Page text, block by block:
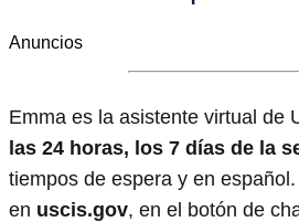
Anuncios
Emma es la asistente virtual de
las 24 horas, los 7 días de la
tiempos de espera y en
en uscis.gov, en el botón de